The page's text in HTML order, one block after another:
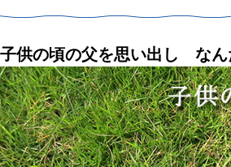
子供の頃の父を思い出し なん